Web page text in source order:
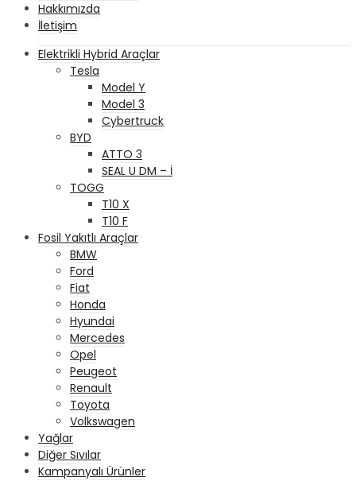
Hakkımızda
İletişim
Elektrikli Hybrid Araçlar
Tesla
Model Y
Model 3
Cybertruck
BYD
ATTO 3
SEAL U DM – İ
TOGG
T10 X
T10 F
Fosil Yakıtlı Araçlar
BMW
Ford
Fiat
Honda
Hyundai
Mercedes
Opel
Peugeot
Renault
Toyota
Volkswagen
Yağlar
Diğer Sıvılar
Kampanyalı Ürünler